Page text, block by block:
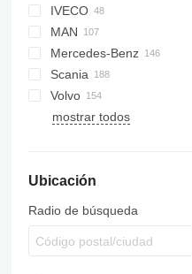
CF
LF
XF
XG
Ducato
Transit
IVECO
Crossway
Daily
EuroCargo
S-Way
Stralis
Carnival
MAN
A-series
L2000
Lion's series
TGA
TGS
Mercedes-Benz
A-Class
Actros
Antos
Axor
Sprinter
Tourino
Atleon
Cabstar
D-series
Kerax
Magnum
Midlum
Scania
G-series
K-series
S-series
Tacoma
Golf
Transporter
Volvo
B-series
FM
N-series
VNL
mostrar todos
Ubicación
Radio de búsqueda